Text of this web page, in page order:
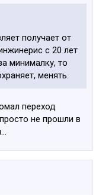
получает от
с 20 лет
минималку, то
менять.
переход
не прошли в